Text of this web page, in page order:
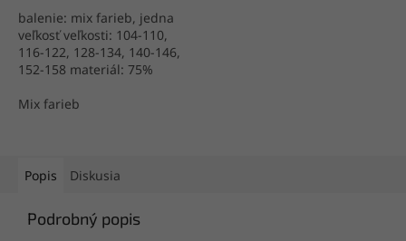
balenie: mix farieb, jedna
veľkosť veľkosti: 104-110,
116-122, 128-134, 140-146,
152-158 materiál: 75%
elastan výroba: Poľsko
Mix farieb
Popis Diskusia
Podrobný popis